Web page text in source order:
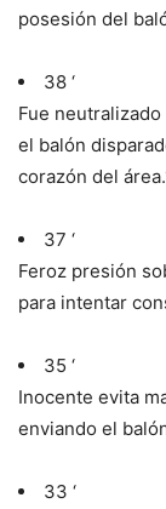
posesión del
38 ‘
Fue
el balón
corazón del área.
37 ‘
Feroz presión
para intentar
35 ‘
Inocente evita
enviando el
33 ‘